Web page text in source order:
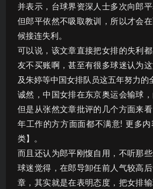
并表示，台球界资深人士多次向郎
但郎平依然不吸取教训，所以才会
候接连失利。
可以说，该文章直接把女排的失利
友不买账啊，甚至有很多球迷认为
及朱婷等中国女排队员这五年努力的
诚然，中国女排在东京奥运会输球
但是从张然文章批评的几个方面来
年工作的方方面面都不满意! 更多
类】。
而且还认为郎平刚愎自用，不听那
球迷觉得，在郎导卸任前人气较高
章，其实就是在表明态度，把女排